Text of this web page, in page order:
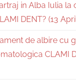
in Alba Iulia la
DENT? (13
de albire cu
CLAMI